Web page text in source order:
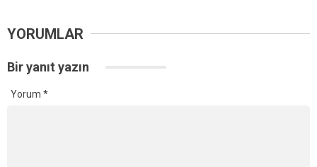
YORUMLAR
Bir yanıt yazın
Yorum *